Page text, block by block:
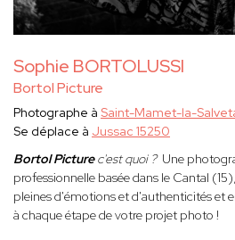
Sophie BORTOLUSSI
Bortol Picture
Photographe à Saint-Mamet-la-
Se déplace à Jussac 15250
Bortol Picturec'est quoi ? Une
professionnelle basée dans le Cantal
pleines d'émotions et d'authenticités et
à chaque étape de votre projet photo !